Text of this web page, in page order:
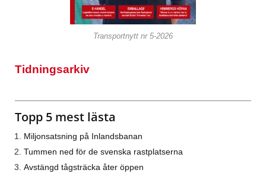
Transportnytt nr 5-2026
Tidningsarkiv
Topp 5 mest lästa
Miljonsatsning på Inlandsbanan
Tummen ned för de svenska rastplatserna
Avstängd tågsträcka åter öppen